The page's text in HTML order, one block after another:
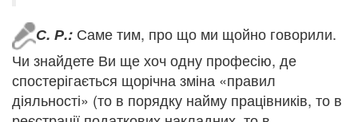
С. Р.: Саме тим, про що ми щойно говорили.
Чи знайдете Ви ще хоч одну професію, де
спостерігається щорічна зміна «правил
діяльності» (то в порядку найму працівників, то в